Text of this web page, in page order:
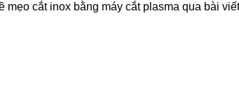
mẹo cắt inox bằng máy cắt plasma qua bài